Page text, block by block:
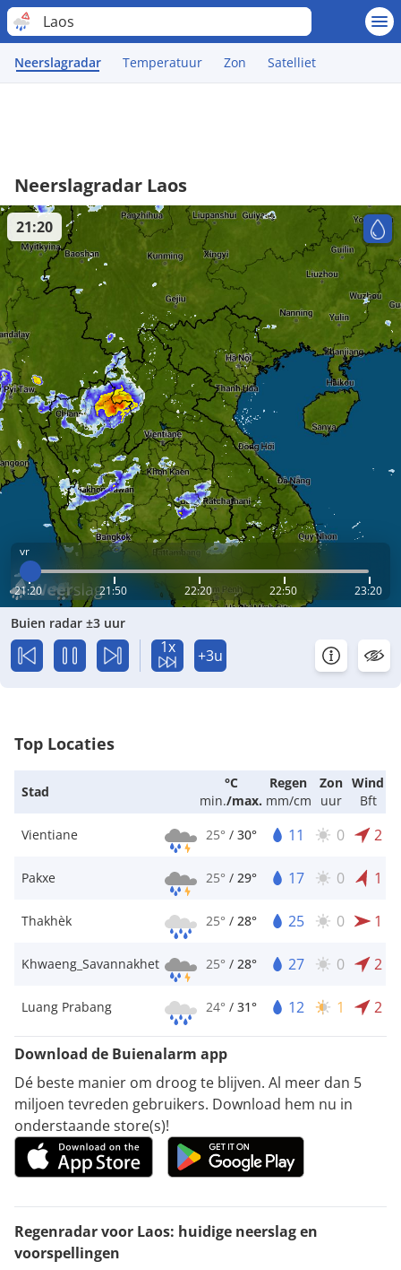
Laos
Neerslagradar Temperatuur Zon Satelliet
Neerslagradar Laos
vr
21:20 21:50 22:20 22:50 23:20
21:20
Buien radar ±3 uur
1x +3u
Top Locaties
Stad
°C
min./max.
Regen
mm/cm
Zon
uur
Wind
Bft
Vientiane
25° / 30° 11 0 2
Pakxe 25° / 29° 17 0 1
Thakhèk 25° / 28° 25 0 1
Khwaeng_Savannakhet 25° / 28° 27 0 2
Luang Prabang 24° / 31° 12 1 2
Download de Buienalarm app
Dé beste manier om droog te blijven. Al meer dan 5
miljoen tevreden gebruikers. Download hem nu in
onderstaande store(s)!
Regenradar voor Laos: huidige neerslag en
voorspellingen